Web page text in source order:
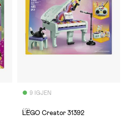
9 IGJEN
(0)
LEGO Creator 31392